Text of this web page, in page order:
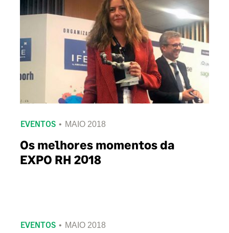
EVENTOS MAIO 2018
Os melhores momentos da
EXPO RH 2018
EVENTOS MAIO 2018